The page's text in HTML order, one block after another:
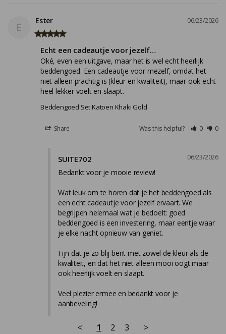
E
06/23/2026
Ester
Echt een cadeautje voor jezelf…
Oké, even een uitgave, maar het is wel echt heerlijk
beddengoed. Een cadeautje voor mezelf, omdat het
niet alleen prachtig is (kleur en kwaliteit), maar ook echt
heel lekker voelt en slaapt.
Beddengoed Set Katoen Khaki Gold
Share Was this helpful? 0 0
06/23/2026
SUITE702
Bedankt voor je mooie review!
Wat leuk om te horen dat je het beddengoed als
een echt cadeautje voor jezelf ervaart. We
begrijpen helemaal wat je bedoelt: goed
beddengoed is een investering, maar eentje waar
je elke nacht opnieuw van geniet.
Fijn dat je zo blij bent met zowel de kleur als de
kwaliteit, en dat het niet alleen mooi oogt maar
ook heerlijk voelt en slaapt.
Veel plezier ermee en bedankt voor je
aanbeveling!
< 1 2 3 >